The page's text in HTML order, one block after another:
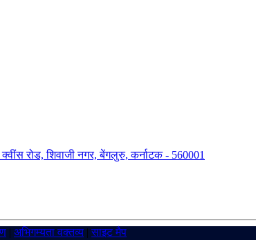
रोड, शिवाजी नगर, बेंगलुरु, कर्नाटक - 560001
| अभिगम्यता वक्तव्य |साइट मैप